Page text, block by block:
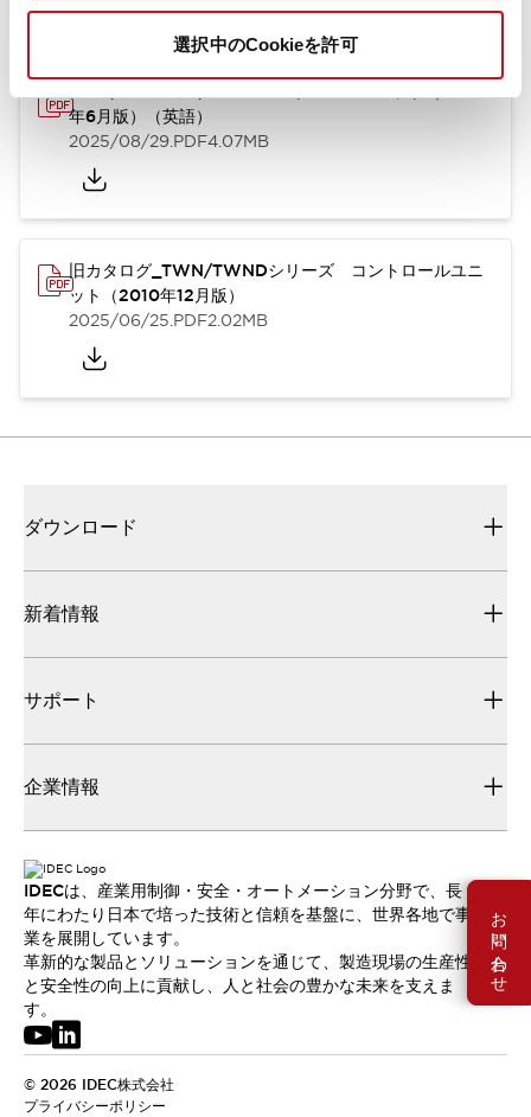
選択中のCookieを許可
お問い合わせ
年6月版）（英語）
2025/08/29.PDF4.07MB
旧カタログ_TWN/TWNDシリーズ コントロールユニ
ット（2010年12月版）
2025/06/25.PDF2.02MB
ダウンロード
新着情報
サポート
企業情報
IDECは、産業用制御・安全・オートメーション分野で、長
年にわたり日本で培った技術と信頼を基盤に、世界各地で事
業を展開しています。
革新的な製品とソリューションを通じて、製造現場の生産性
と安全性の向上に貢献し、人と社会の豊かな未来を支えま
す。
© 2026 IDEC株式会社
プライバシーポリシー